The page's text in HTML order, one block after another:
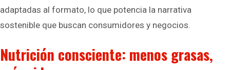
adaptadas al formato, lo que potencia la narrativa
sostenible que buscan consumidores y negocios.
Nutrición consciente: menos grasas,